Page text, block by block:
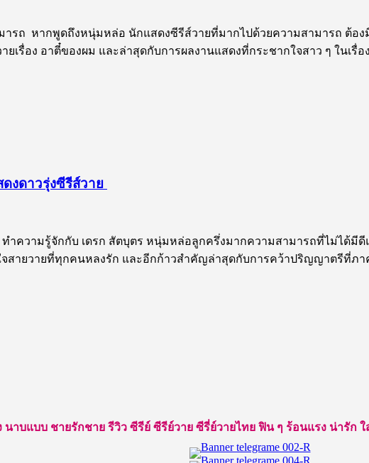
รถ หากพูดถึงหนุ่มหล่อ นักแสดงซีรีส์วายที่มากไปด้วยความสามารถ ต้อ
เรื่อง อาตี๋ของผม และล่าสุดกับการผลงานแสดงที่กระชากใจสาว ๆ ในเรื่
งดาวรุ่งซีรีส์วาย
ำความรู้จักกับ เดรก สัตบุตร หนุ่มหล่อลูกครึ่งมากความสามารถที่ไม่ได้มี
ใจสายวายที่ทุกคนหลงรัก และอีกก้าวสำคัญล่าสุดกับการคว้าปริญญาตรีที่
นาบแบบ ชายรักชาย รีวิว ซีรีย์ ซีรีย์วาย ซีรี่ย์วายไทย ฟิน ๆ ร้อนแรง น่ารัก